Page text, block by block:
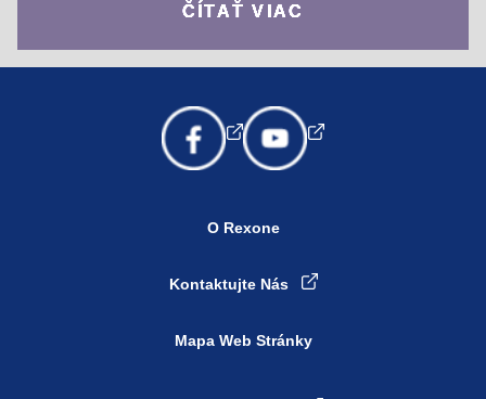
ČÍTAŤ VIAC
O Rexone
Kontaktujte Nás
Mapa Web Stránky